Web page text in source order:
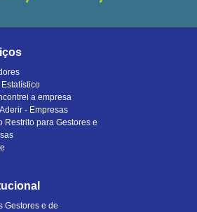
a empresa
- Empresas
Restrito para Gestores e
Gestores e de